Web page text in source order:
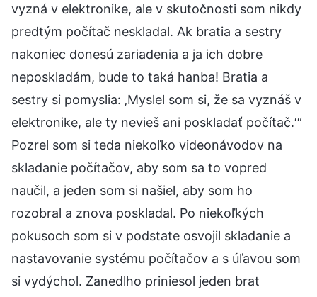
vyzná v elektronike, ale v skutočnosti som nikdy
predtým počítač neskladal. Ak bratia a sestry
nakoniec donesú zariadenia a ja ich dobre
neposkladám, bude to taká hanba! Bratia a
sestry si pomyslia: ‚Myslel som si, že sa vyznáš v
elektronike, ale ty nevieš ani poskladať počítač.‘“
Pozrel som si teda niekoľko videonávodov na
skladanie počítačov, aby som sa to vopred
naučil, a jeden som si našiel, aby som ho
rozobral a znova poskladal. Po niekoľkých
pokusoch som si v podstate osvojil skladanie a
nastavovanie systému počítačov a s úľavou som
si vydýchol. Zanedlho priniesol jeden brat